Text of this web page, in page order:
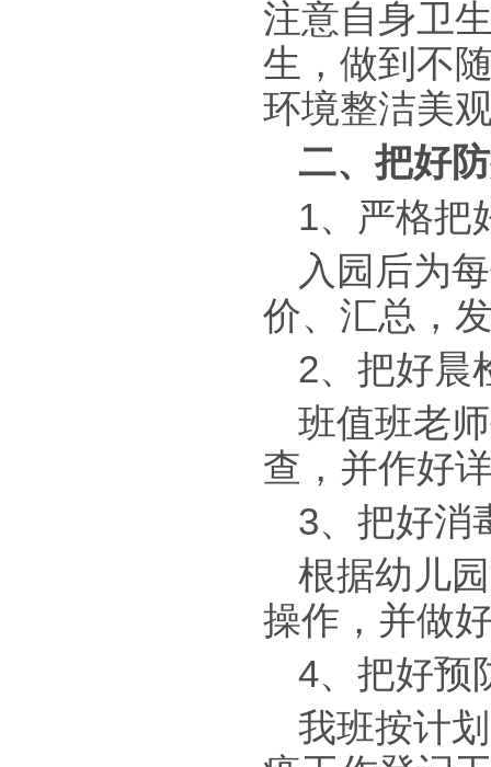
注意自身卫
生，做到不
环境整洁美
二、把好
1、严格把
入园后为
价、汇总，
2、把好晨
班值班老
查，并作好
3、把好消
根据幼儿
操作，并做
4、把好预
我班按计